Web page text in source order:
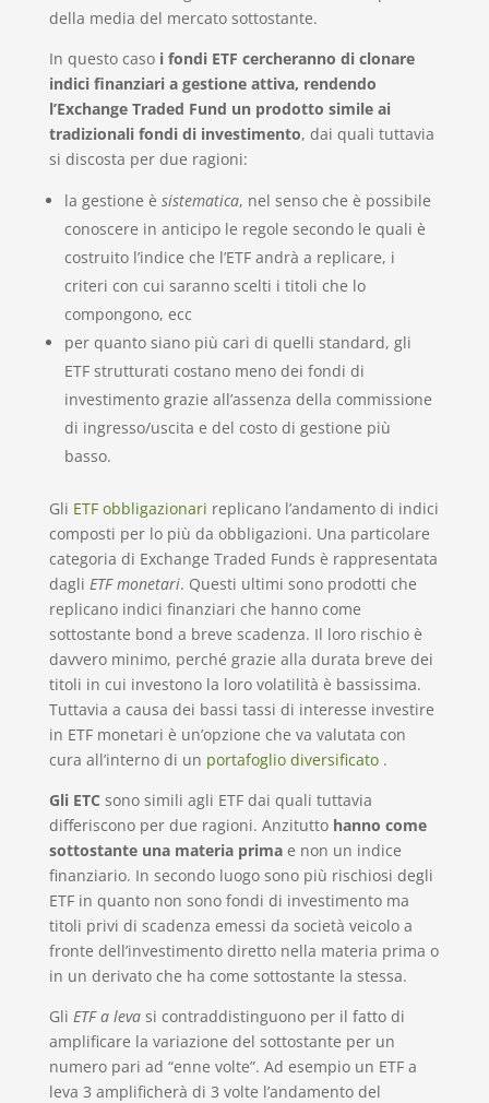
della media del mercato sottostante.
In questo casoi fondi ETF cercheranno di clonare
indici finanziari a gestione attiva, rendendo
l’Exchange Traded Fund un prodotto simile ai
tradizionali fondi di investimento, dai quali tuttavia
si discosta per due ragioni:
la gestione è sistematica, nel senso che è possibile
conoscere in anticipo le regole secondo le quali è
costruito l’indice che l’ETF andrà a replicare, i
criteri con cui saranno scelti i titoli che lo
compongono, ecc
per quanto siano più cari di quelli standard, gli
ETF strutturati costano meno dei fondi di
investimento grazie all’assenza della commissione
di ingresso/uscita e del costo di gestione più
basso.
Gli ETF obbligazionari replicano l’andamento di indici
composti per lo più da obbligazioni. Una particolare
categoria di Exchange Traded Funds è rappresentata
dagli ETF monetari. Questi ultimi sono prodotti che
replicano indici finanziari che hanno come
sottostante bond a breve scadenza. Il loro rischio è
davvero minimo, perché grazie alla durata breve dei
titoli in cui investono la loro volatilità è bassissima.
Tuttavia a causa dei bassi tassi di interesse investire
in ETF monetari è un’opzione che va valutata con
cura all’interno di un portafoglio diversificato .
Gli ETC sono simili agli ETF dai quali tuttavia
differiscono per due ragioni. Anzitutto hanno come
sottostante una materia primae non un indice
finanziario. In secondo luogo sono più rischiosi degli
ETF in quanto non sono fondi di investimento ma
titoli privi di scadenza emessi da società veicolo a
fronte dell’investimento diretto nella materia prima o
in un derivato che ha come sottostante la stessa.
Gli ETF a levasi contraddistinguono per il fatto di
amplificare la variazione del sottostante per un
numero pari ad “enne volte”. Ad esempio un ETF a
leva 3 amplificherà di 3 volte l’andamento del